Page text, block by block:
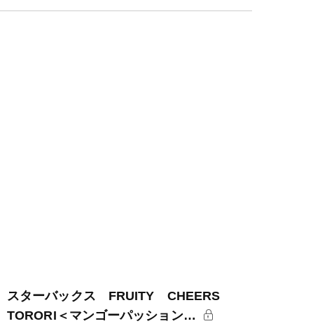
スターバックス FRUITY CHEERS
TORORI＜マンゴーパッション…